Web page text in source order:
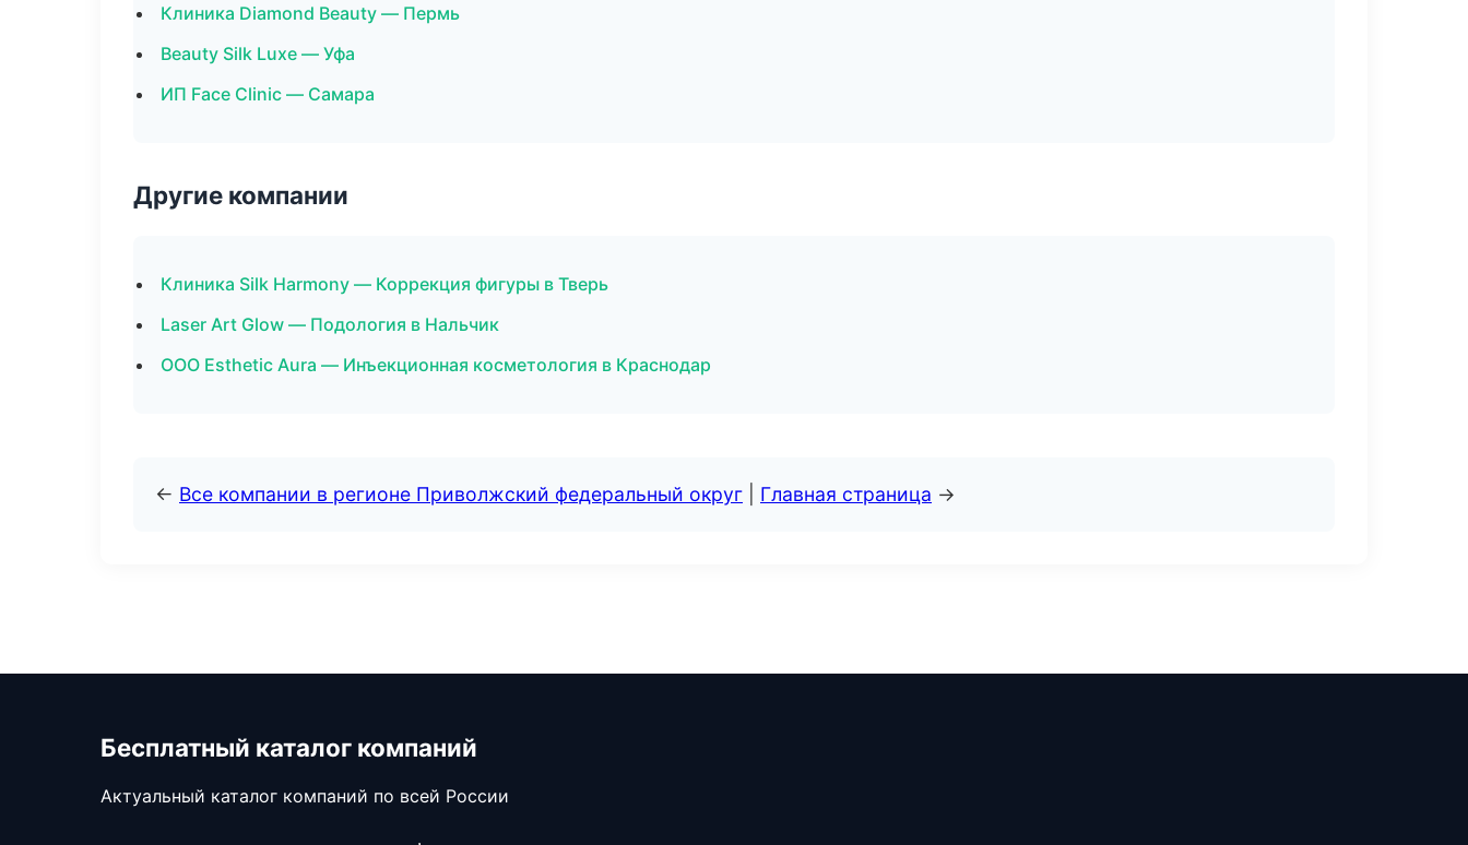
Клиника Diamond Beauty — Пермь
Beauty Silk Luxe — Уфа
ИП Face Clinic — Самара
Другие компании
Клиника Silk Harmony — Коррекция фигуры в Тверь
Laser Art Glow — Подология в Нальчик
ООО Esthetic Aura — Инъекционная косметология в Краснодар
← Все компании в регионе Приволжский федеральный округ Главная страница →
Бесплатный каталог компаний
Актуальный каталог компаний по всей России